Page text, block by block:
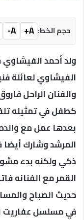
حجم الخط: A+
A-
الفيشاوي لعائلة
والفنان الراحل
بعدها عمل مع
المرشد وشارك أيضا
ذكي ولكنه بدء
القمر مع الفنانه
حديث الصباح
في مسلسل عفاريت